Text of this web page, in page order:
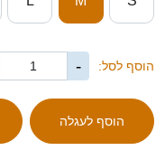
הוסף לסל: -